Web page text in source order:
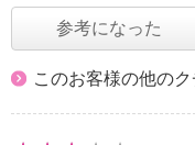
参考になった
このお客様の他の